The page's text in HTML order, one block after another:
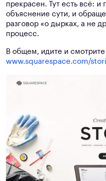
прекрасен. Тут есть всё: и
объяснение сути, и
разговор «о дырках, а не
процесс.
В общем, идите и
www.squarespace.com/